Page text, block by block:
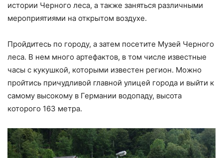
истории Черного леса, а также заняться различными
мероприятиями на открытом воздухе.
Пройдитесь по городу, а затем посетите Музей Черного
леса. В нем много артефактов, в том числе известные
часы с кукушкой, которыми известен регион. Можно
пройтись причудливой главной улицей города и выйти к
самому высокому в Германии водопаду, высота
которого 163 метра.